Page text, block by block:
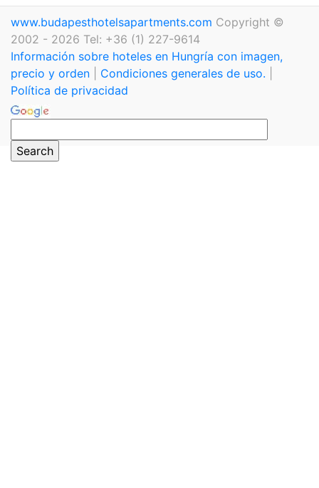
www.budapesthotelsapartments.com Copyright ©
2002 - 2026 Tel: +36 (1) 227-9614
Información sobre hoteles en Hungría con imagen,
precio y orden
Condiciones generales de uso.
Política de privacidad